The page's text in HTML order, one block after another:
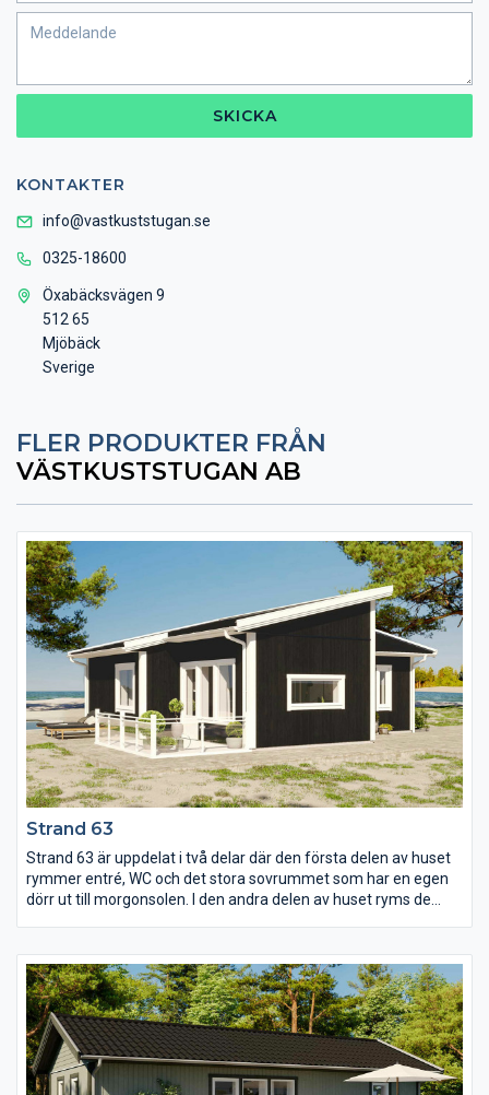
SKICKA
KONTAKTER
info@vastkuststugan.se
0325-18600
Öxabäcksvägen 9
512 65
Mjöbäck
Sverige
FLER PRODUKTER FRÅN
VÄSTKUSTSTUGAN AB
Strand 63
Strand 63 är uppdelat i två delar där den första delen av huset
rymmer entré, WC och det stora sovrummet som har en egen
dörr ut till morgonsolen. I den andra delen av huset ryms de
utan här är det planerat för många att umgås och trivas
samtidigt.